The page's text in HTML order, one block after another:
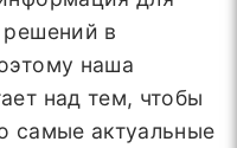
решений в
наша
над тем, чтобы
самые актуальные